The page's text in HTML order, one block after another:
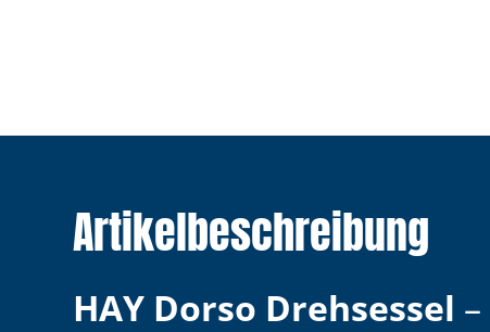
Artikelbeschreibung
HAY Dorso Drehsessel –